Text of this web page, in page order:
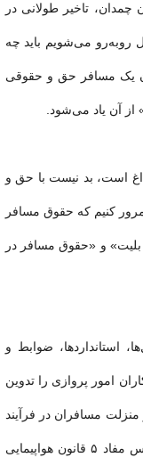
تاخیر طولانی در
روبه‌رو می‌شویم باید چه
یک مسافر حق و حقوقی
از آن یاد می‌شود.
است، بد نیست با حق و
کنیم که حقوق مسافر
و «حقوق مسافر در
استانداردها، ضوابط و
امور پروازی را تدوین
مسافران در فرآیند
مسافرت‌های هوایی است. رعایت این مجموعه حمایتی بر اساس مفاد ۵ قانون هواپیمایی